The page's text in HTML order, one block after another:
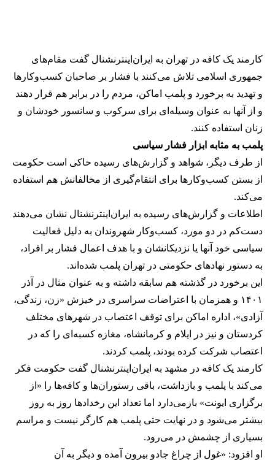
کارمند یک کافه در تهران به ایران‌اینترنشنال گفت مقام‌های
جمهوری اسلامی تلاش می‌کنند با فشار بر صاحبان کسب‌وکارها
و تهدید به برخورد و پلمب اماکن، مردم را در برابر هم قرار دهند
و از آنها به عنوان وسیله‌ای برای سرکوب و سانسور خودشان و
زنان استفاده کنند.
پلمب به مثابه ابزار فشار سیاسی
از طرف دیگر، شواهد و گزارش‌های رسیده حاکی است حکومت
از بستن کسب‌وکارها برای انتقام‌گیری از مخالفانش هم استفاده
می‌کند.
اطلاعات و گزارش‌های رسیده به ایران‌اینترنشنال نشان می‌دهند
دست‌کم در دو مورد، کسب‌وکار شهروندان به دلیل فعالیت
سیاسی خود آنها یا نزدیکانشان و با هدف اعمال فشار بر افراد،
به دستور نهادهای حکومتی در تهران پلمب شده‌اند.
این برخورد در گذشته هم سابقه داشته و به عنوان مثال در آذر
۱۴۰۱ و همزمان با اعتراضات سراسری در خیزش «زن، زندگی،
آزادی»، اداره اماکن برای توقف اعتصاب در شهرهای مختلف
کردستان و نیز در ایلام و کرمانشاه، مغازه کسبه‌ای را که در
اعتصاب شرکت کرده بودند، پلمب کردند.
کارمند یک کافه در مشهد به ایران‌اینترنشنال گفت حکومت فکر
می‌کند با پلمب و بازداشت، باقی رستوران‌ها و کافه‌ها را «از
برگزاری ایونت» بازمی‌دارد اما تعداد این رخدادها روز به روز
بیشتر می‌شود و در نهایت حتی پلمب هم کارگر نیست و مراسم
بسیاری از چشمش در می‌رود.
او افزود: «غول از چراغ جادو بیرون آمده و دیگر به آن